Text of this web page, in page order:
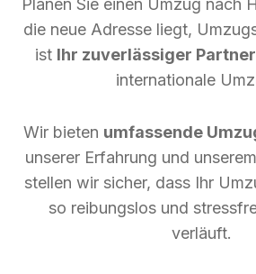
Planen Sie einen Umzug nach
die neue Adresse liegt,
ist Ihr zuverlässiger Partner
internationale
Wir bieten umfassende
unserer Erfahrung und
stellen wir sicher, dass Ihr
so reibungslos und
verläuft.